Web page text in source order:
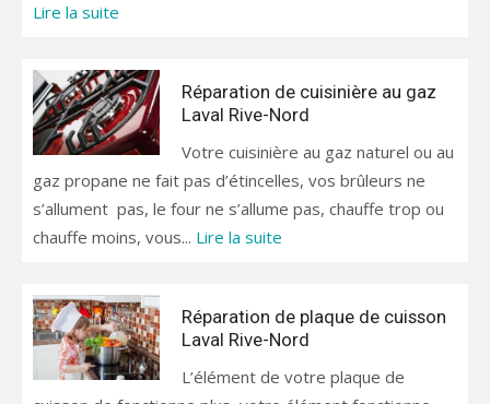
Lire la suite
Réparation de cuisinière au gaz
Laval Rive-Nord
Votre cuisinière au gaz naturel ou au
gaz propane ne fait pas d’étincelles, vos brûleurs ne
s’allument pas, le four ne s’allume pas, chauffe trop ou
chauffe moins, vous... Lire la suite
Réparation de plaque de cuisson
Laval Rive-Nord
L’élément de votre plaque de